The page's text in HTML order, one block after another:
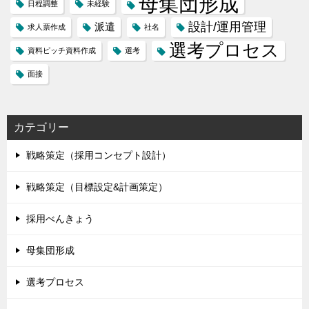
日程調整 未経験
求人票作成 派遣 社名 設計/運用管理
資料ピッチ資料作成 選考 選考プロセス
面接
カテゴリー
戦略策定（採用コンセプト設計）
戦略策定（目標設定&計画策定）
採用べんきょう
母集団形成
選考プロセス